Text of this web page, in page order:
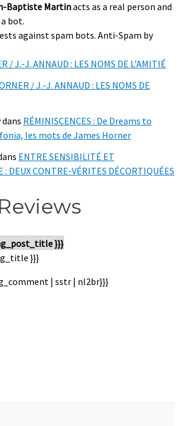
Baptiste Martinacts as a real person and
bot.
against spam bots. Anti-Spam by
/ J.-J. ANNAUD : LES NOMS DE L’AMITIÉ
/ J.-J. ANNAUD : LES NOMS DE
dans RÉMINISCENCES : De Dreams to
les mots de James Horner
ENTRE SENSIBILITÉ ET
: DEUX CONTRE-VÉRITES DÉCORTIQUÉES
}}}
}}}
| sstr | nl2br}}}